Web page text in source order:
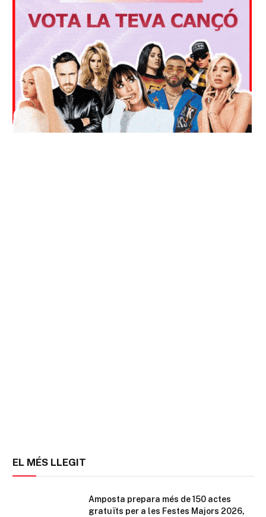
EL MÉS LLEGIT
Amposta prepara més de 150 actes
gratuïts per a les Festes Majors 2026,